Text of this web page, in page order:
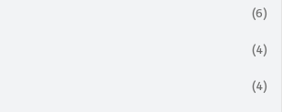
(6)
(4)
(4)